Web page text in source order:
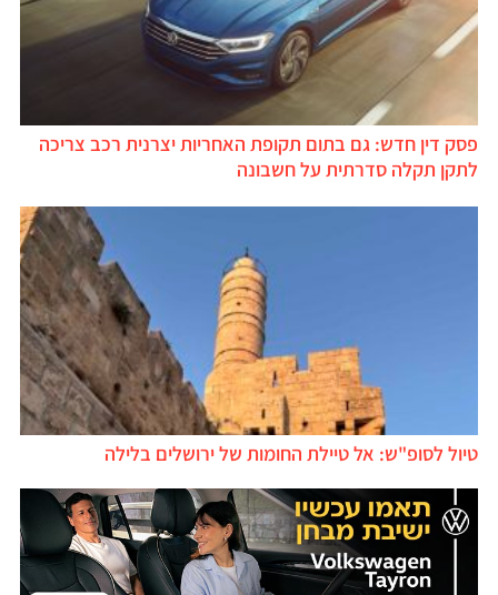
פסק דין חדש: גם בתום תקופת האחריות יצרנית רכב צריכה
לתקן תקלה סדרתית על חשבונה
טיול לסופ"ש: אל טיילת החומות של ירושלים בלילה